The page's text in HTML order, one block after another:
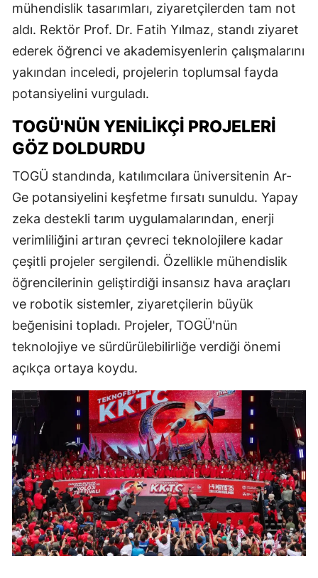
mühendislik tasarımları, ziyaretçilerden tam not
aldı. Rektör Prof. Dr. Fatih Yılmaz, standı ziyaret
ederek öğrenci ve akademisyenlerin çalışmalarını
yakından inceledi, projelerin toplumsal fayda
potansiyelini vurguladı.
TOGÜ'NÜN YENILIKÇI PROJELERI
GÖZ DOLDURDU
TOGÜ standında, katılımcılara üniversitenin Ar-
Ge potansiyelini keşfetme fırsatı sunuldu. Yapay
zeka destekli tarım uygulamalarından, enerji
verimliliğini artıran çevreci teknolojilere kadar
çeşitli projeler sergilendi. Özellikle mühendislik
öğrencilerinin geliştirdiği insansız hava araçları
ve robotik sistemler, ziyaretçilerin büyük
beğenisini topladı. Projeler, TOGÜ'nün
teknolojiye ve sürdürülebilirliğe verdiği önemi
açıkça ortaya koydu.